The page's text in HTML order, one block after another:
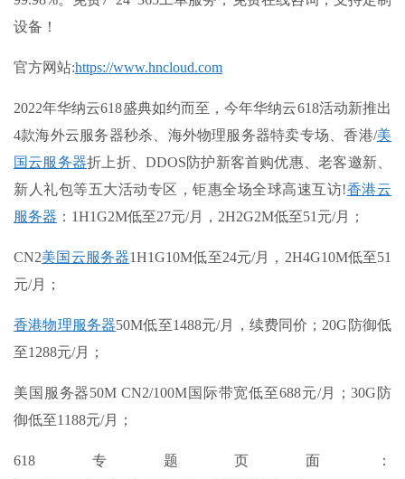
设备！
官方网站:https://www.hncloud.com
2022年华纳云618盛典如约而至，今年华纳云618活动新推出
4款海外云服务器秒杀、海外物理服务器特卖专场、香港/美
国云服务器折上折、DDOS防护新客首购优惠、老客邀新、
新人礼包等五大活动专区，钜惠全场全球高速互访!香港云
服务器 ：1H1G2M低至27元/月，2H2G2M低至51元/月；
CN2美国云服务器1H1G10M低至24元/月，2H4G10M低至51
元/月；
香港物理服务器50M低至1488元/月，续费同价；20G防御低
至1288元/月；
美国服务器50M CN2/100M国际带宽低至688元/月；30G防
御低至1188元/月；
618专题页面：